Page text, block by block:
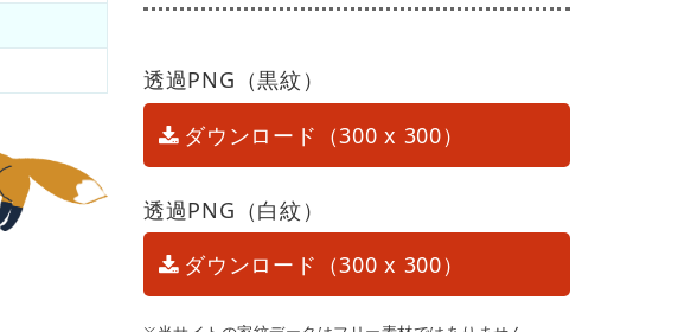
透過PNG（黒紋）
ダウンロード（300 x 300）
透過PNG（白紋）
ダウンロード（300 x 300）